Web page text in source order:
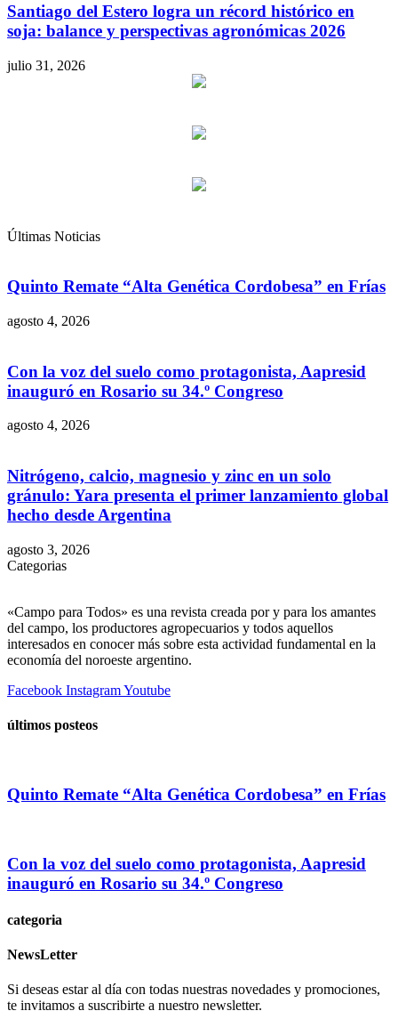
Santiago del Estero logra un récord histórico en
soja: balance y perspectivas agronómicas 2026
julio 31, 2026
Últimas Noticias
Quinto Remate “Alta Genética Cordobesa” en Frías
agosto 4, 2026
Con la voz del suelo como protagonista, Aapresid
inauguró en Rosario su 34.º Congreso
agosto 4, 2026
Nitrógeno, calcio, magnesio y zinc en un solo
gránulo: Yara presenta el primer lanzamiento global
hecho desde Argentina
agosto 3, 2026
Categorias
«Campo para Todos» es una revista creada por y para los amantes
del campo, los productores agropecuarios y todos aquellos
interesados en conocer más sobre esta actividad fundamental en la
economía del noroeste argentino.
Facebook InstagramYoutube
últimos posteos
Quinto Remate “Alta Genética Cordobesa” en Frías
Con la voz del suelo como protagonista, Aapresid
inauguró en Rosario su 34.º Congreso
categoria
NewsLetter
Si deseas estar al día con todas nuestras novedades y promociones,
te invitamos a suscribirte a nuestro newsletter.